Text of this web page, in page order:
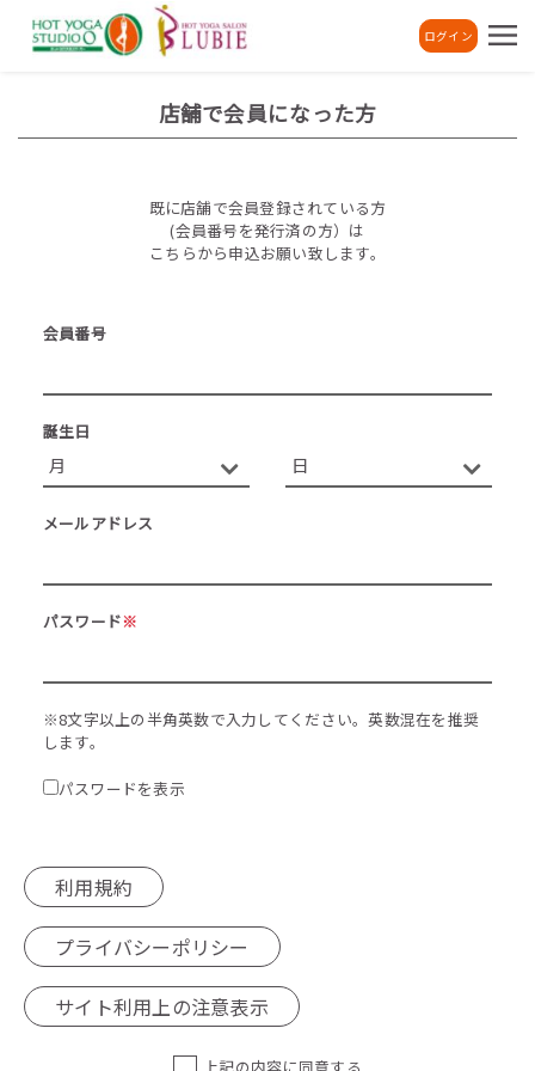
ログイン
店舗で会員になった方
既に店舗で会員登録されている方
(会員番号を発行済の方）は
こちらから申込お願い致します。
会員番号
誕生日
メールアドレス
パスワード※
※8文字以上の半角英数で入力してください。英数混在を推奨
します。
パスワードを表示
利用規約
プライバシーポリシー
サイト利用上の注意表示